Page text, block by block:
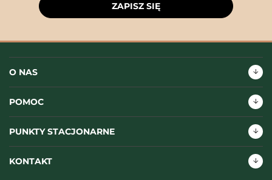
ZAPISZ SIĘ
O NAS
POMOC
PUNKTY STACJONARNE
KONTAKT